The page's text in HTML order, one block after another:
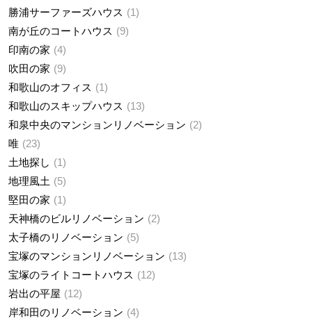
勝浦サーファーズハウス
1
南が丘のコートハウス
9
印南の家
4
吹田の家
9
和歌山のオフィス
1
和歌山のスキップハウス
13
和泉中央のマンションリノベーション
2
唯
23
土地探し
1
地理風土
5
堅田の家
1
天神橋のビルリノベーション
2
太子橋のリノベーション
5
宝塚のマンションリノベーション
13
宝塚のライトコートハウス
12
岩出の平屋
12
岸和田のリノベーション
4